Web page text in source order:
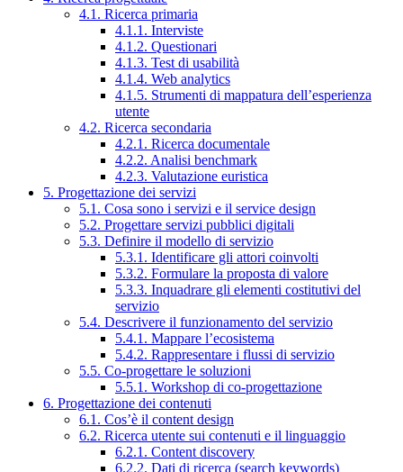
4.1. Ricerca primaria
4.1.1. Interviste
4.1.2. Questionari
4.1.3. Test di usabilità
4.1.4. Web analytics
4.1.5. Strumenti di mappatura dell’esperienza
utente
4.2. Ricerca secondaria
4.2.1. Ricerca documentale
4.2.2. Analisi benchmark
4.2.3. Valutazione euristica
5. Progettazione dei servizi
5.1. Cosa sono i servizi e il service design
5.2. Progettare servizi pubblici digitali
5.3. Definire il modello di servizio
5.3.1. Identificare gli attori coinvolti
5.3.2. Formulare la proposta di valore
5.3.3. Inquadrare gli elementi costitutivi del
servizio
5.4. Descrivere il funzionamento del servizio
5.4.1. Mappare l’ecosistema
5.4.2. Rappresentare i flussi di servizio
5.5. Co-progettare le soluzioni
5.5.1. Workshop di co-progettazione
6. Progettazione dei contenuti
6.1. Cos’è il content design
6.2. Ricerca utente sui contenuti e il linguaggio
6.2.1. Content discovery
6.2.2. Dati di ricerca (search keywords)